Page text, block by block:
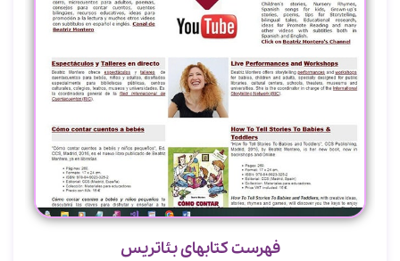
فهرست کتاب‎های بئاتریس